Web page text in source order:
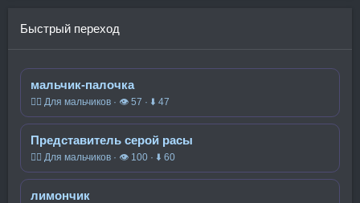
Быстрый переход
мальчик-палочка
🧍‍♂️ Для мальчиков · 👁 57 · ⬇ 47
Представитель серой расы
🧍‍♂️ Для мальчиков · 👁 100 · ⬇ 60
лимончик